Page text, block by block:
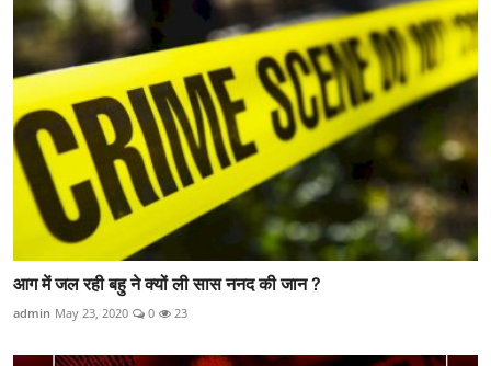
आग में जल रही बहु ने क्यों ली सास ननद की जान ?
admin May 23, 2020 0 23